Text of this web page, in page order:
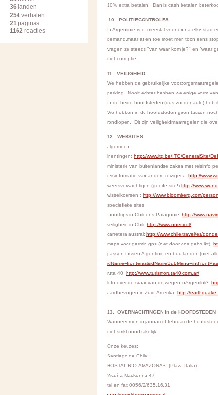
10% extra betalen! Dan is cash betalen
10. POLITIECONTROLES
In Argentinië is er meestal voor en na elke stad
bemand,maar af en toe moet men toch eens
vragen ze steeds "van waar kom je?" en "waar
met corruptie.
11. VEILIGHEID
We hebben de gebruikelijke
parking. Nooit echter hebben we enige vorm
In de beide hoofdsteden (dus zonder auto) heb
We hebben in de hoofdsteden geen tassen
rondlopen. Dit zijn veiligheidmaatregelen die
12. WEBSITES
algemeen:
inentingen: http://www.itg.be/ITG/GeneralSite/
ministerie van buitenlandse zaken met reisinfo
reisinformatie van andere reizigers : http://
weersverwachtigen (goede site!) http://
wisselkoersen : http://www.bloomberg.com/
speciefieke sites
boottrips in Chileens Patagonië: http://
veiligheid in Chili: http://www.onemi.cl/
carretera austral: http://www.chile.travel/es/
maps voor garmin gps (niet door ons gebruikt)
passen tussen Argentinië en buurlanden (niet
ruta 40 http://www.turismoruta40.com.ar/
info over de staat van de wegen inArgentinië
aardbevingen in Zuid-Amerika http://
13. OVERNACHTINGEN in de HOOFDSTEDEN
Wanneer men in januari of februari de
niet strikt noodzakelijk..
Onze keuzes:
Santiago de Chile:
HOSTAL RIO AMAZONAS (Plaza Italia)
Vicuña Mackenna 47
tel en fax 0056/2/635.16.31
36 landen
254 verhalen
21 paginas
1162 reacties